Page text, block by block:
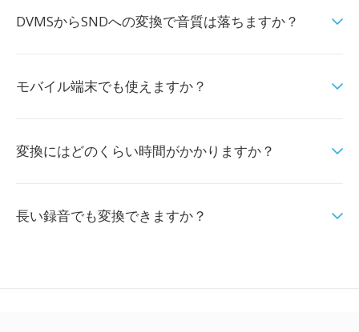
DVMSからSNDへの変換で音質は落ちますか？
モバイル端末でも使えますか？
変換にはどのくらい時間がかかりますか？
長い録音でも変換できますか？